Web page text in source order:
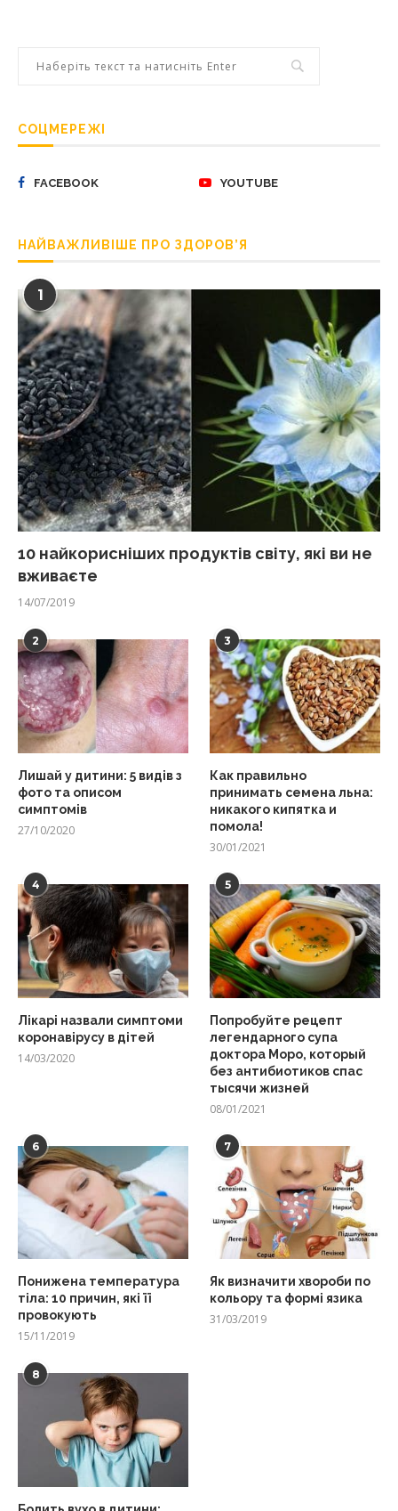
СОЦМЕРЕЖІ
FACEBOOK YOUTUBE
НАЙВАЖЛИВІШЕ ПРО ЗДОРОВ’Я
1
10 найкорисніших продуктів світу, які ви не
вживаєте
14/07/2019
2
Лишай у дитини: 5 видів з
фото та описом
симптомів
27/10/2020
3
Как правильно
принимать семена льна:
никакого кипятка и
помола!
30/01/2021
4
Лікарі назвали симптоми
коронавірусу в дітей
14/03/2020
5
Попробуйте рецепт
легендарного супа
доктора Моро, который
без антибиотиков спас
тысячи жизней
08/01/2021
6
Понижена температура
тіла: 10 причин, які її
провокують
15/11/2019
7
Як визначити хвороби по
кольору та формі язика
31/03/2019
8